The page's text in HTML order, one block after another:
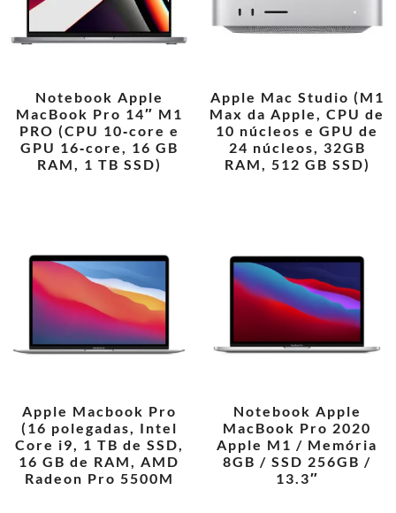
Notebook Apple
MacBook Pro 14″ M1
PRO (CPU 10‑core e
GPU 16‑core, 16 GB
RAM, 1 TB SSD)
Apple Mac Studio (M1
Max da Apple, CPU de
10 núcleos e GPU de
24 núcleos, 32GB
RAM, 512 GB SSD)
Apple Macbook Pro
(16 polegadas, Intel
Core i9, 1 TB de SSD,
16 GB de RAM, AMD
Radeon Pro 5500M
Notebook Apple
MacBook Pro 2020
Apple M1 / Memória
8GB / SSD 256GB /
13.3″